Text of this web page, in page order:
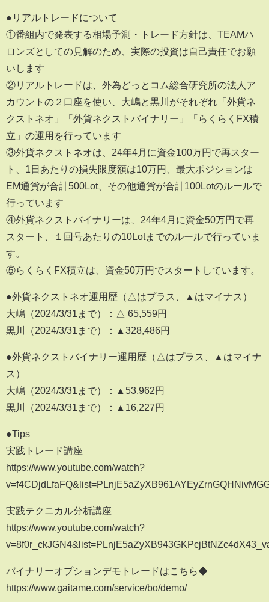
●リアルトレードについて
①番組内で発表する相場予測・トレード方針は、TEAMハ
ロンズとしての見解のため、実際の投資は自己責任でお願
いします
②リアルトレードは、外為どっとコム総合研究所の法人ア
カウントの２口座を使い、大嶋と黒川がそれぞれ「外貨ネ
クストネオ」「外貨ネクストバイナリー」「らくらくFX積
立」の運用を行っています
③外貨ネクストネオは、24年4月に資金100万円で再スター
ト、1日あたりの損失限度額は10万円、最大ポジションは
EM通貨が合計500Lot、その他通貨が合計100Lotのルールで
行っています
④外貨ネクストバイナリーは、24年4月に資金50万円で再
スタート、１回号あたりの10Lotまでのルールで行っていま
す。
⑤らくらくFX積立は、資金50万円でスタートしています。
●外貨ネクストネオ運用歴（△はプラス、▲はマイナス）
大嶋（2024/3/31まで）：△ 65,559円
黒川（2024/3/31まで）：▲328,486円
●外貨ネクストバイナリー運用歴（△はプラス、▲はマイナ
ス）
大嶋（2024/3/31まで）：▲53,962円
黒川（2024/3/31まで）：▲16,227円
●Tips
実践トレード講座
https://www.youtube.com/watch?
実践テクニカル分析講座
https://www.youtube.com/watch?
バイナリーオプションデモトレードはこちら◆
https://www.gaitame.com/service/bo/demo/